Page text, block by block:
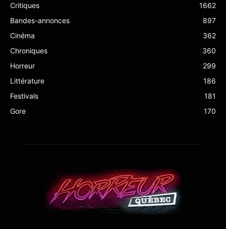
Critiques
1662
Bandes-annonces
897
Cinéma
362
Chroniques
360
Horreur
299
Littérature
186
Festivals
181
Gore
170